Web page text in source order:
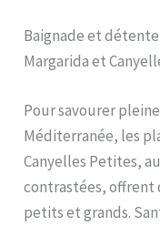
Baignade et
Margarida et
Pour savourer
Méditerranée, les
Canyelles Petites,
contrastées, offrent
petits et grands.